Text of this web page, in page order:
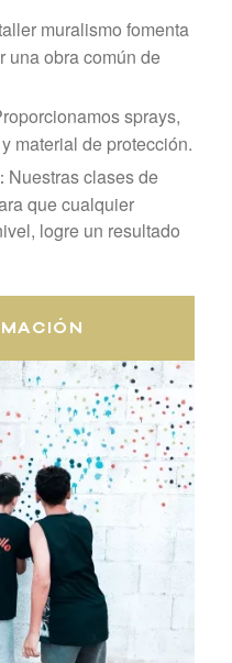
muralismo fomenta
una obra común de
sprays,
material de protección.
Nuestras clases de
que cualquier
logre un resultado